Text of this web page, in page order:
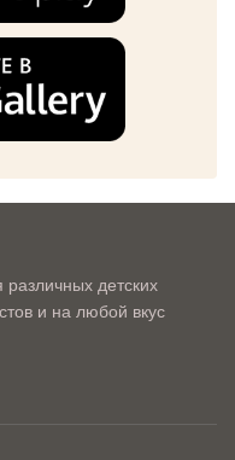
детских
и на любой вкус